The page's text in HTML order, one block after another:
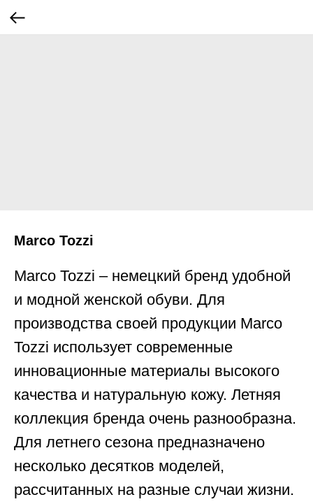
Marco Tozzi
Marco Tozzi – немецкий бренд удобной
и модной женской обуви. Для
производства своей продукции Marco
Tozzi использует современные
инновационные материалы высокого
качества и натуральную кожу. Летняя
коллекция бренда очень разнообразна.
Для летнего сезона предназначено
несколько десятков моделей,
рассчитанных на разные случаи жизни.